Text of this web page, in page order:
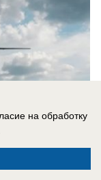
на обработку